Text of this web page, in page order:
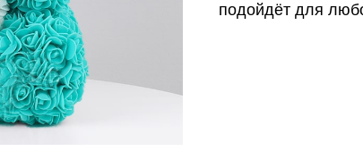
подойдёт для